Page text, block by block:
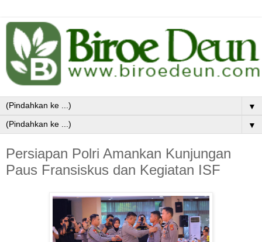
▼
▼
Persiapan Polri Amankan Kunjungan
Paus Fransiskus dan Kegiatan ISF